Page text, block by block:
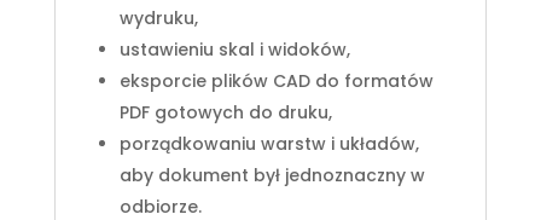
wydruku,
ustawieniu skal i widoków,
eksporcie plików CAD do formatów
PDF gotowych do druku,
porządkowaniu warstw i układów,
aby dokument był jednoznaczny w
odbiorze.